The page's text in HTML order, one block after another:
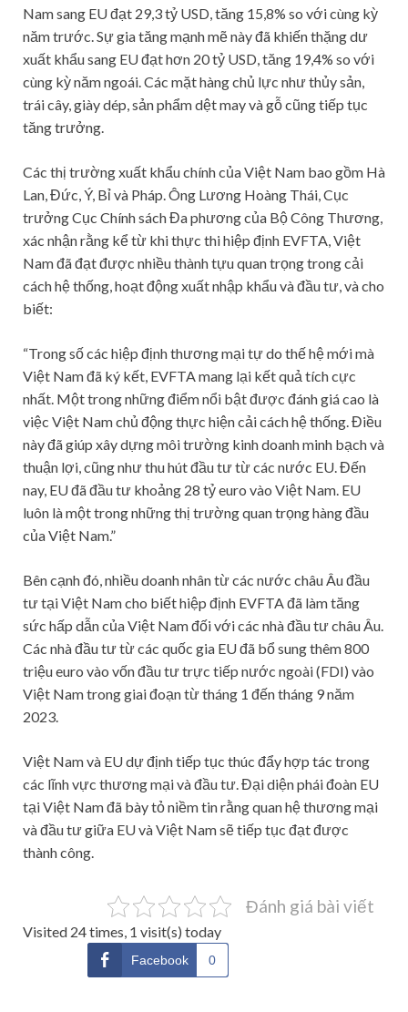
Nam sang EU đạt 29,3 tỷ USD, tăng 15,8% so với cùng kỳ
năm trước. Sự gia tăng mạnh mẽ này đã khiến thặng dư
xuất khẩu sang EU đạt hơn 20 tỷ USD, tăng 19,4% so với
cùng kỳ năm ngoái. Các mặt hàng chủ lực như thủy sản,
trái cây, giày dép, sản phẩm dệt may và gỗ cũng tiếp tục
tăng trưởng.
Các thị trường xuất khẩu chính của Việt Nam bao gồm Hà
Lan, Đức, Ý, Bỉ và Pháp. Ông Lương Hoàng Thái, Cục
trưởng Cục Chính sách Đa phương của Bộ Công Thương,
xác nhận rằng kể từ khi thực thi hiệp định EVFTA, Việt
Nam đã đạt được nhiều thành tựu quan trọng trong cải
cách hệ thống, hoạt động xuất nhập khẩu và đầu tư, và cho
biết:
“Trong số các hiệp định thương mại tự do thế hệ mới mà
Việt Nam đã ký kết, EVFTA mang lại kết quả tích cực
nhất. Một trong những điểm nổi bật được đánh giá cao là
việc Việt Nam chủ động thực hiện cải cách hệ thống. Điều
này đã giúp xây dựng môi trường kinh doanh minh bạch và
thuận lợi, cũng như thu hút đầu tư từ các nước EU. Đến
nay, EU đã đầu tư khoảng 28 tỷ euro vào Việt Nam. EU
luôn là một trong những thị trường quan trọng hàng đầu
của Việt Nam.”
Bên cạnh đó, nhiều doanh nhân từ các nước châu Âu đầu
tư tại Việt Nam cho biết hiệp định EVFTA đã làm tăng
sức hấp dẫn của Việt Nam đối với các nhà đầu tư châu Âu.
Các nhà đầu tư từ các quốc gia EU đã bổ sung thêm 800
triệu euro vào vốn đầu tư trực tiếp nước ngoài (FDI) vào
Việt Nam trong giai đoạn từ tháng 1 đến tháng 9 năm
2023.
Việt Nam và EU dự định tiếp tục thúc đẩy hợp tác trong
các lĩnh vực thương mại và đầu tư. Đại diện phái đoàn EU
tại Việt Nam đã bày tỏ niềm tin rằng quan hệ thương mại
và đầu tư giữa EU và Việt Nam sẽ tiếp tục đạt được
thành công.
Đánh giá bài viết
Visited 24 times, 1 visit(s) today
Facebook 0